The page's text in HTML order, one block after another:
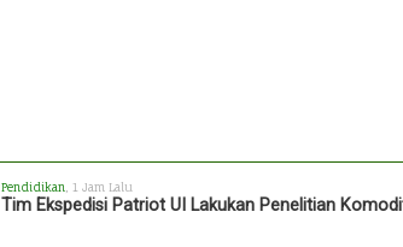
Pendidikan , 1 Jam Lalu
Tim Ekspedisi Patriot UI Lakukan Penelitian